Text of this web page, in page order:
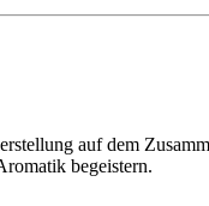
auf dem
begeistern.